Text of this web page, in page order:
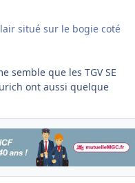
situé sur le bogie coté
semble que les TGV SE
ont aussi quelque